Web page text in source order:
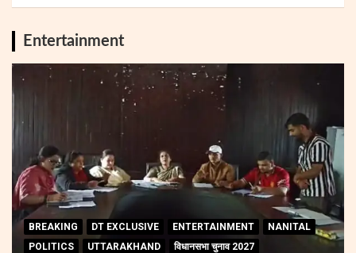
Entertainment
BREAKING DT EXCLUSIVE ENTERTAINMENT
NANITAL
POLITICS
UTTARAKHAND विधानसभा चुनाव 2027